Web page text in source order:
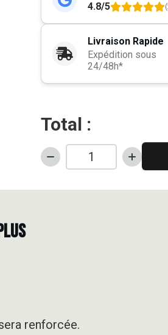
4.8/5
Livraison Rapide
Expédition sous
24/48h*
Total :
quantité
Kit
2DR7
renforcée.